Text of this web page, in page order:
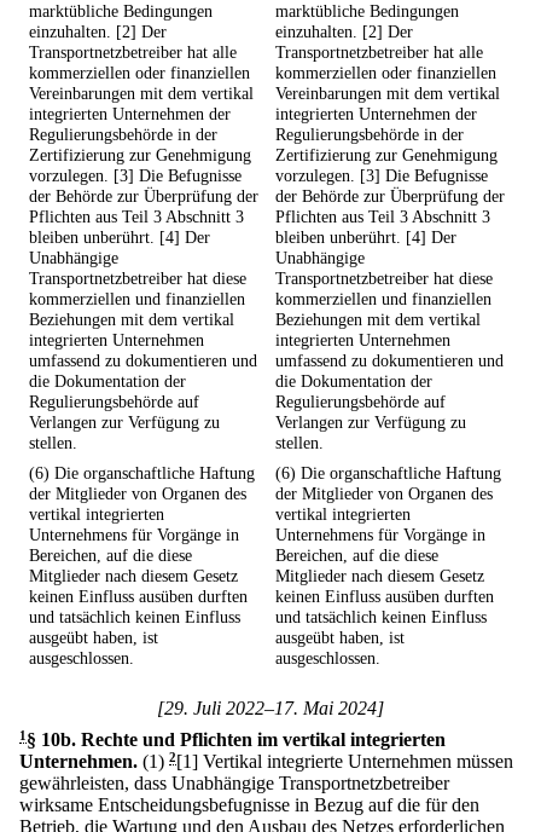
marktübliche Bedingungen
einzuhalten. [2] Der
Transportnetzbetreiber hat alle
kommerziellen oder finanziellen
Vereinbarungen mit dem vertikal
integrierten Unternehmen der
Regulierungsbehörde in der
Zertifizierung zur Genehmigung
vorzulegen. [3] Die Befugnisse
der Behörde zur Überprüfung der
Pflichten aus Teil 3 Abschnitt 3
bleiben unberührt. [4] Der
Unabhängige
Transportnetzbetreiber hat diese
kommerziellen und finanziellen
Beziehungen mit dem vertikal
integrierten Unternehmen
umfassend zu dokumentieren und
die Dokumentation der
Regulierungsbehörde auf
Verlangen zur Verfügung zu
stellen.
marktübliche Bedingungen
einzuhalten. [2] Der
Transportnetzbetreiber hat alle
kommerziellen oder finanziellen
Vereinbarungen mit dem vertikal
integrierten Unternehmen der
Regulierungsbehörde in der
Zertifizierung zur Genehmigung
vorzulegen. [3] Die Befugnisse
der Behörde zur Überprüfung der
Pflichten aus Teil 3 Abschnitt 3
bleiben unberührt. [4] Der
Unabhängige
Transportnetzbetreiber hat diese
kommerziellen und finanziellen
Beziehungen mit dem vertikal
integrierten Unternehmen
umfassend zu dokumentieren und
die Dokumentation der
Regulierungsbehörde auf
Verlangen zur Verfügung zu
stellen.
(6) Die organschaftliche Haftung
der Mitglieder von Organen des
vertikal integrierten
Unternehmens für Vorgänge in
Bereichen, auf die diese
Mitglieder nach diesem Gesetz
keinen Einfluss ausüben durften
und tatsächlich keinen Einfluss
ausgeübt haben, ist
ausgeschlossen.
(6) Die organschaftliche Haftung
der Mitglieder von Organen des
vertikal integrierten
Unternehmens für Vorgänge in
Bereichen, auf die diese
Mitglieder nach diesem Gesetz
keinen Einfluss ausüben durften
und tatsächlich keinen Einfluss
ausgeübt haben, ist
ausgeschlossen.
[29. Juli 2022–17. Mai 2024]
1§ 10b. Rechte und Pflichten im vertikal integrierten
Unternehmen. (1) 2[1] Vertikal integrierte Unternehmen müssen
gewährleisten, dass Unabhängige Transportnetzbetreiber
wirksame Entscheidungsbefugnisse in Bezug auf die für den
Betrieb, die Wartung und den Ausbau des Netzes erforderlichen